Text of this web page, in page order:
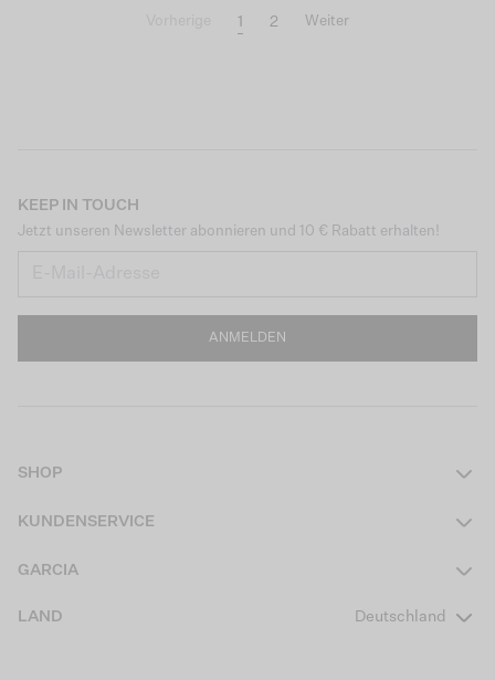
1 2 Weiter
KEEP IN TOUCH
Jetzt unseren Newsletter abonnieren und 10 € Rabatt erhalten!
ANMELDEN
SHOP
Jungen Teens
KUNDENSERVICE
GARCIA
LAND Deutschland